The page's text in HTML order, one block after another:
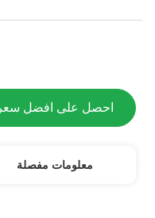
احصل على افضل سعر
معلومات مفصلة